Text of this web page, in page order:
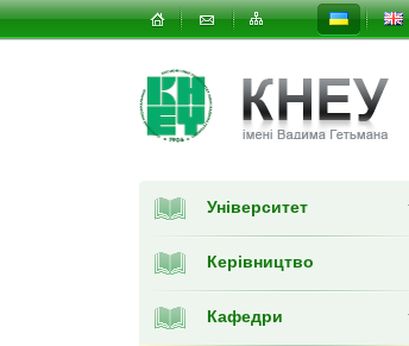
Університет
Керівництво
Кафедри